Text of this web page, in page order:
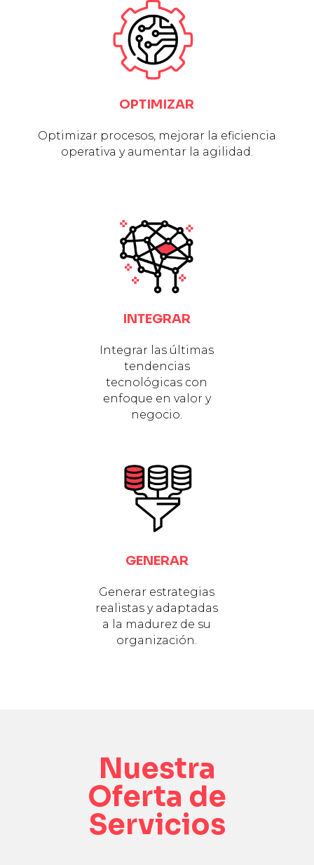
OPTIMIZAR
Optimizar procesos, mejorar la eficiencia
operativa y aumentar la agilidad.
INTEGRAR
Integrar las últimas
tendencias
tecnológicas con
enfoque en valor y
negocio.
GENERAR
Generar estrategias
realistas y adaptadas
a la madurez de su
organización.
Nuestra
Oferta de
Servicios